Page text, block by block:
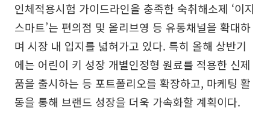
인체적용시험 가이드라인을 충족한 숙취해소제 ‘이지
스마트’는 편의점 및 올리브영 등 유통채널을 확대하
며 시장 내 입지를 넓혀가고 있다. 특히 올해 상반기
에는 어린이 키 성장 개별인정형 원료를 적용한 신제
품을 출시하는 등 포트폴리오를 확장하고, 마케팅 활
동을 통해 브랜드 성장을 더욱 가속화할 계획이다.